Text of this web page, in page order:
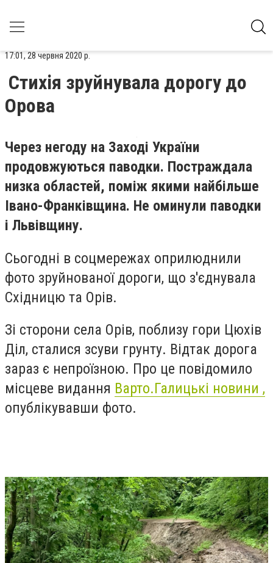
17:01, 28 червня 2020 р.
Стихія зруйнувала дорогу до
Орова
Через негоду на Заході України
продовжуються паводки. Постраждала
низка областей, поміж якими найбільше
Івано-Франківщина. Не оминули паводки
і Львівщину.
Сьогодні в соцмережах оприлюднили
фото зруйнованої дороги, що з'єднувала
Східницю та Орів.
Зі сторони села Орів, поблизу гори Цюхів
Діл, сталися зсуви грунту. Відтак дорога
зараз є непроїзною. Про це повідомило
місцеве видання Варто.Галицькі новини ,
опублікувавши фото.